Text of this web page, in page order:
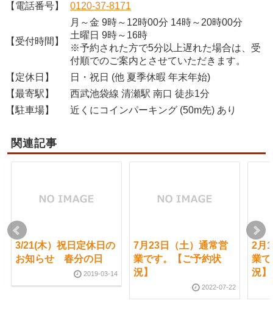
【電話番号】
0120-37-8171
【受付時間】
月～金 9時～12時00分 14時～20時00分
土曜日 9時～16時
※予約された方で5分以上遅れた場合は、受
付順でのご案内とさせていただきます。
【定休日】
日・祝日 (他 夏季休暇 年末年始)
【最寄駅】
西武池袋線 清瀬駅 南口 徒歩1分
【駐車場】
近くにコインパーキング (50m先) あり
関連記事
3/21(木）祝日定休日の
お知らせ 春分の日
2019-03-14
7月23日（土）通常営
業です。【ご予約状
況】
2022-07-22
2月
業
況】